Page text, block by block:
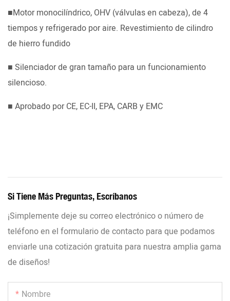
■Motor monocilíndrico, OHV (válvulas en cabeza), de 4
tiempos y refrigerado por aire. Revestimiento de cilindro
de hierro fundido
■ Silenciador de gran tamaño para un funcionamiento
silencioso.
■ Aprobado por CE, EC-II, EPA, CARB y EMC
Si Tiene Más Preguntas, Escríbanos
¡Simplemente deje su correo electrónico o número de
teléfono en el formulario de contacto para que podamos
enviarle una cotización gratuita para nuestra amplia gama
de diseños!
Nombre